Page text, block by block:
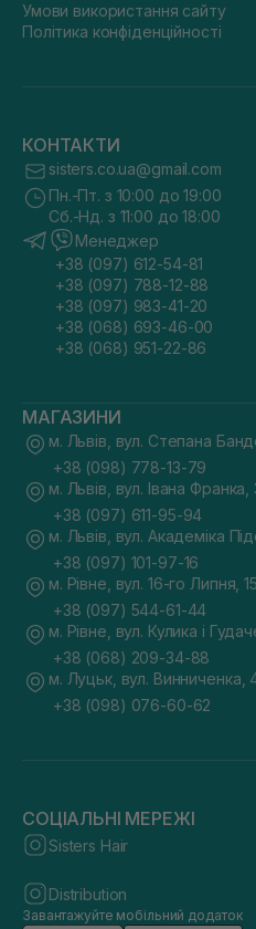
Умови використання сайту
Політика конфіденційності
КОНТАКТИ
sisters.co.ua@gmail.com
Пн.-Пт. з 10:00 до 19:00
Сб.-Нд. з 11:00 до 18:00
Менеджер
+38 (097) 612-54-81
+38 (097) 788-12-88
+38 (097) 983-41-20
+38 (068) 693-46-00
+38 (068) 951-22-86
МАГАЗИНИ
м. Львів, вул. Степана
+38 (098) 778-13-79
м. Львів, вул. Івана Франка,
+38 (097) 611-95-94
м. Львів, вул. Академіка
+38 (097) 101-97-16
м. Рівне, вул. 16-го Липня, 15
+38 (097) 544-61-44
м. Рівне, вул. Кулика і
+38 (068) 209-34-88
м. Луцьк, вул. Винниченка,
+38 (098) 076-60-62
СОЦІАЛЬНІ МЕРЕЖІ
Sisters Hair
Distribution
Завантажуйте мобільний додаток